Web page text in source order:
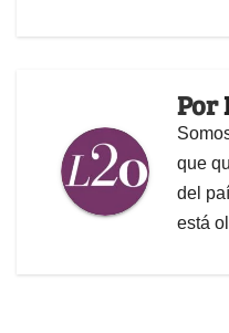
Por
que
del
está